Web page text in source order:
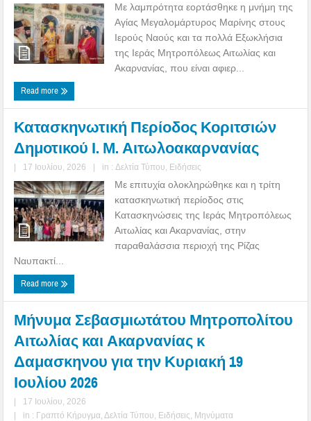
Με λαμπρότητα εορτάσθηκε η μνήμη της
Αγίας Μεγαλομάρτυρος Μαρίνης στους
Ιερούς Ναούς και τα πολλά Εξωκλήσια
της Ιεράς Μητροπόλεως Αιτωλίας και
Ακαρνανίας, που είναι αφιερ...
Read more
Κατασκηνωτική Περίοδος Κοριτσιών
Δημοτικού Ι. Μ. Αιτωλοακαρνανίας
| 17 Ιουλίου, 2026 | in : Δελτία Τύπου Ειδήσεις
Με επιτυχία ολοκληρώθηκε και η τρίτη
κατασκηνωτική περίοδος στις
Κατασκηνώσεις της Ιεράς Μητροπόλεως
Αιτωλίας και Ακαρνανίας, στην
παραθαλάσσια περιοχή της Ρίζας
Ναυπακτί...
Read more
Μήνυμα Σεβασμιωτάτου Μητροπολίτου
Αιτωλίας και Ακαρνανίας κ
Δαμασκηνου για την Κυριακή 19
Ιουλίου 2026
|
17 Ιουλίου, 2026
|
in : Γραπτό Κήρυγμα Δελτία Τύπου Ειδήσεις Μηνύματα